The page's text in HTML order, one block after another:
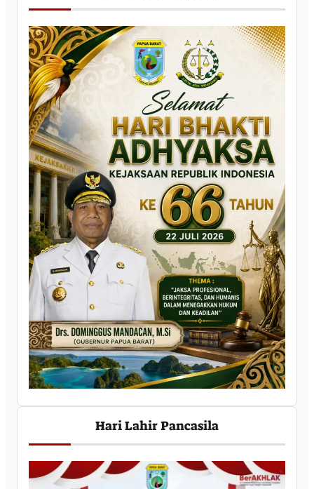
Hari Lahir Pancasila